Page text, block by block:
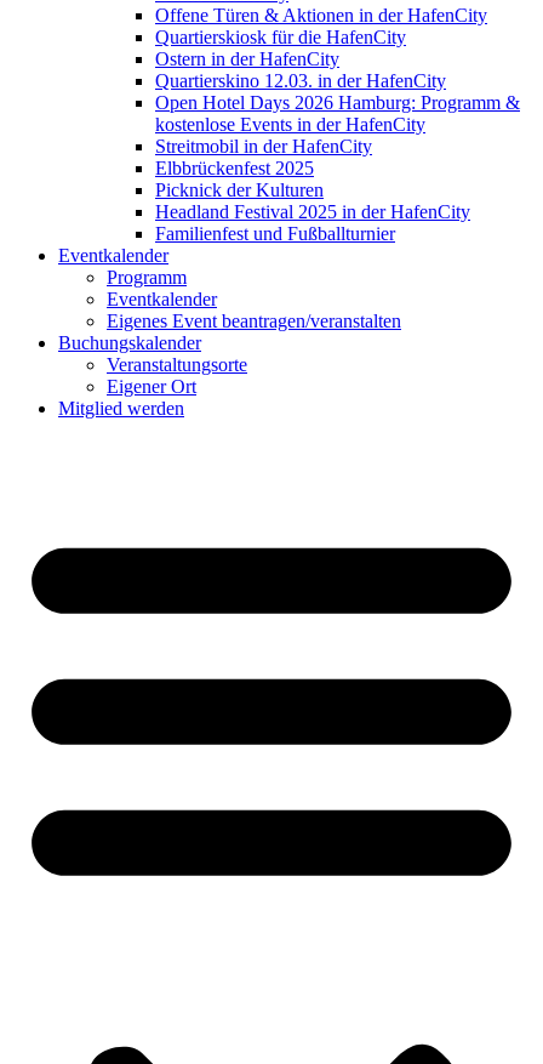
Offene Türen & Aktionen in der HafenCity
Quartierskiosk für die HafenCity
Ostern in der HafenCity
Quartierskino 12.03. in der HafenCity
Open Hotel Days 2026 Hamburg: Programm &
kostenlose Events in der HafenCity
Streitmobil in der HafenCity
Elbbrückenfest 2025
Picknick der Kulturen
Headland Festival 2025 in der HafenCity
Familienfest und Fußballturnier
Eventkalender
Programm
Eventkalender
Eigenes Event beantragen/veranstalten
Buchungskalender
Veranstaltungsorte
Eigener Ort
Mitglied werden